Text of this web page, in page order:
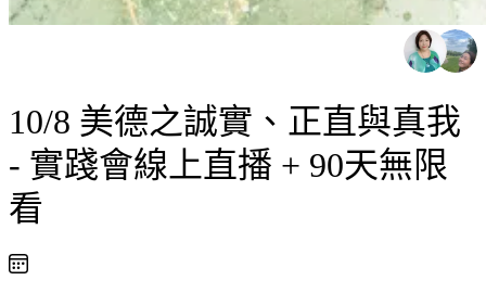
10/8 美德之誠實、正直與真我
- 實踐會線上直播 + 90天無限
看